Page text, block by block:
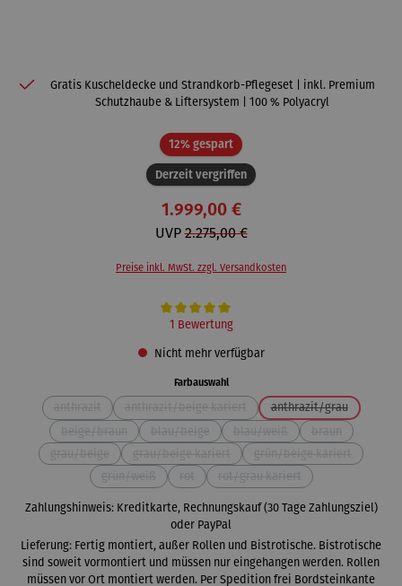
Gratis Kuscheldecke und Strandkorb-Pflegeset | inkl. Premium
Schutzhaube & Liftersystem | 100 % Polyacryl
Derzeit vergriffen
12% gespartRabatt
1.999,00 €
UVP2.275,00 €
Preise inkl. MwSt. zzgl. Versandkosten
Durchschnittliche Bewertung von 5 von 5 Sternen
1 Bewertung
Nicht mehr verfügbar
Farbauswahlauswählen
(Diese Option ist zurzeit nicht verfügbar.)(Diese Option ist zurzeit nicht verfügbar.)
anthrazit/grau
(Diese Option ist
(Diese Option ist zurzeit nicht verfügbar.)(Diese Option ist zurzeit nicht verfügbar.)
(Diese Option ist zurzeit nicht
(Diese Option
(Diese Option ist zurzeit nicht verfügbar.)(Diese Option ist zurzeit nicht verfügbar.)
(Diese Option ist
(Diese Option ist zurzeit nicht verfügbar.)
(Diese Option ist zurzeit nicht verfügbar.)
(Diese Option ist zurzeit nicht
Zahlungshinweis: Kreditkarte, Rechnungskauf (30 Tage Zahlungsziel)
oder PayPal
Lieferung: Fertig montiert, außer Rollen und Bistrotische. Bistrotische
sind soweit vormontiert und müssen nur eingehangen werden. Rollen
müssen vor Ort montiert werden. Per Spedition frei Bordsteinkante